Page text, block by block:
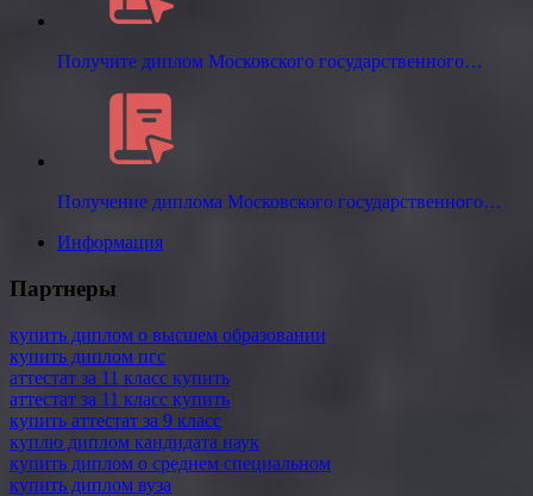
Получите диплом Московского государственного…
Получение диплома Московского государственного…
Информация
Партнеры
купить диплом о высшем образовании
купить диплом пгс
аттестат за 11 класс купить
аттестат за 11 класс купить
купить аттестат за 9 класс
куплю диплом кандидата наук
купить диплом о среднем специальном
купить диплом вуза